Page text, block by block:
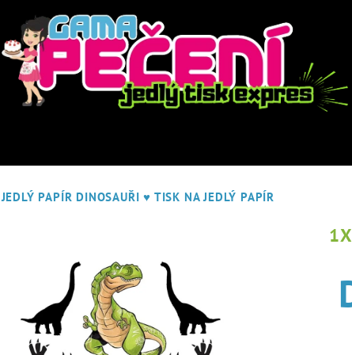
JEDLÝ PAPÍR DINOSAUŘI♥ TISK NA JEDLÝ PAPÍR
1X